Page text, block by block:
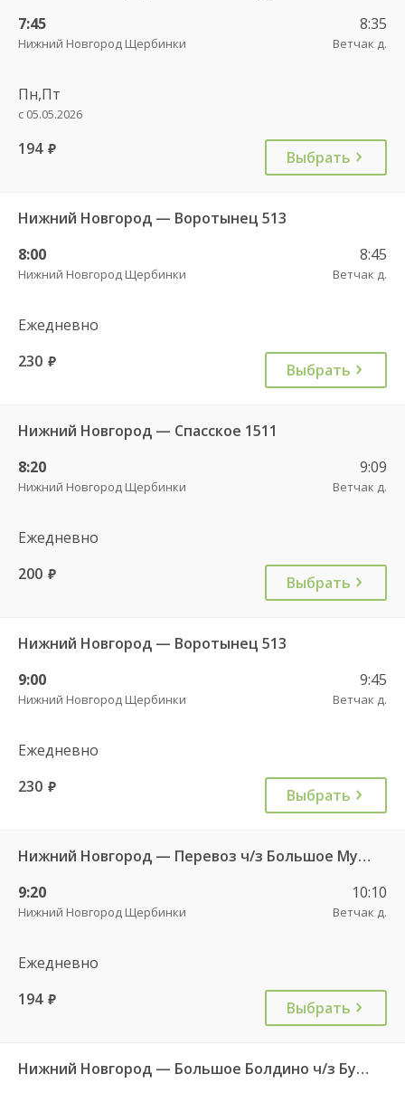
7:45
Нижний Новгород Щербинки
8:35
Ветчак д.
Пн,Пт
с 05.05.2026
194 руб. Выбрать
Нижний Новгород — Воротынец 513
8:00
Нижний Новгород Щербинки
8:45
Ветчак д.
Ежедневно
230 руб. Выбрать
Нижний Новгород — Спасское 1511
8:20
Нижний Новгород Щербинки
9:09
Ветчак д.
Ежедневно
200 руб. Выбрать
Нижний Новгород — Воротынец 513
9:00
Нижний Новгород Щербинки
9:45
Ветчак д.
Ежедневно
230 руб. Выбрать
Нижний Новгород — Перевоз ч/з Большое Мурашкино 525
9:20
Нижний Новгород Щербинки
10:10
Ветчак д.
Ежедневно
194 руб. Выбрать
Нижний Новгород — Большое Болдино ч/з Бутурлино 661